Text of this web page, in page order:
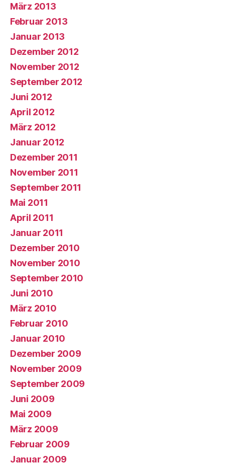
März 2013
Februar 2013
Januar 2013
Dezember 2012
November 2012
September 2012
Juni 2012
April 2012
März 2012
Januar 2012
Dezember 2011
November 2011
September 2011
Mai 2011
April 2011
Januar 2011
Dezember 2010
November 2010
September 2010
Juni 2010
März 2010
Februar 2010
Januar 2010
Dezember 2009
November 2009
September 2009
Juni 2009
Mai 2009
März 2009
Februar 2009
Januar 2009